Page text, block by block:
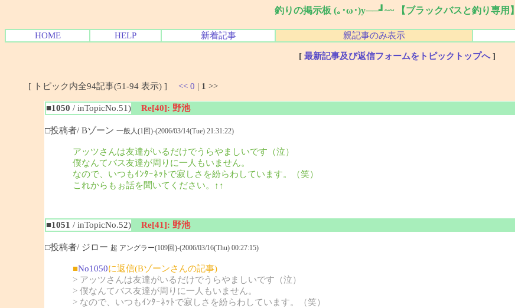
釣りの掲示板 (｡･ω･)y──┛~~ 【ブラックバスと釣り専用】
HOME HELP 新着記事 親記事のみ表示
[ 最新記事及び返信フォームをトピックトップへ]
[ トピック内全94記事(51-94 表示) ] << 0 | 1 >>
■1050 / inTopicNo.51)
Re[40]: 野池
□投稿者/ Bゾーン 一般人(1回)-(2006/03/14(Tue) 21:31:22)
アッツさんは友達がいるだけでうらやましいです（泣）
僕なんてバス友達が周りに一人もいません。
なので、いつもｲﾝﾀｰﾈｯﾄで寂しさを紛らわしています。（笑）
これからもぉ話を聞いてください。↑↑
■1051 / inTopicNo.52)
Re[41]: 野池
□投稿者/ ジロー 超 アングラー(109回)-(2006/03/16(Thu) 00:27:15)
■No1050に返信(Bゾーンさんの記事)
> アッツさんは友達がいるだけでうらやましいです（泣）
> 僕なんてバス友達が周りに一人もいません。
> なので、いつもｲﾝﾀｰﾈｯﾄで寂しさを紛らわしています。（笑）